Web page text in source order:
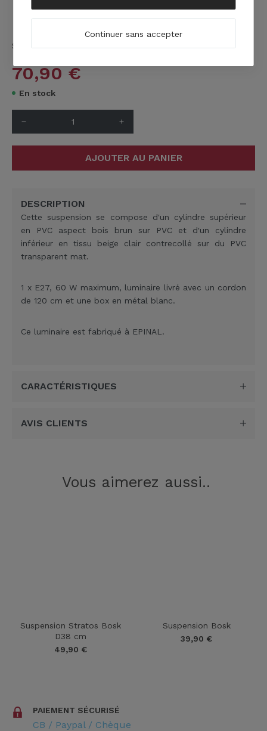
Suspension Stratos BoskEn savoir plus
70,90€
En stock
add
remove
AJOUTER AU PANIER
DESCRIPTION
Cette suspension se compose d'un cylindre supérieur
en PVC aspect bois brun sur PVC et d'un cylindre
inférieur en tissu beige clair contrecollé sur du PVC
transparent mat.
1 x E27, 60 W maximum, luminaire livré avec un cordon
de 120 cm et une box en métal blanc.
Ce luminaire est fabriqué à EPINAL.
CARACTÉRISTIQUES
AVIS CLIENTS
Vous aimerez aussi..
Suspension Stratos Bosk
D38 cm
49,90 €
Suspension Bosk
39,90 €
PAIEMENT SÉCURISÉ
CB / Paypal / Chèque
Continuer sans accepter